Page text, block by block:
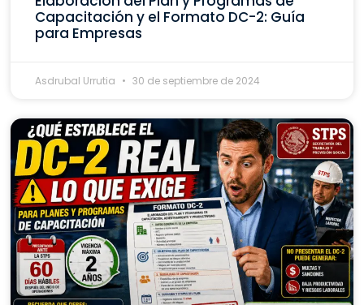
Capacitación y el Formato DC-2: Guía
para Empresas
Asdrubal Urrutia 30 de septiembre de 2024